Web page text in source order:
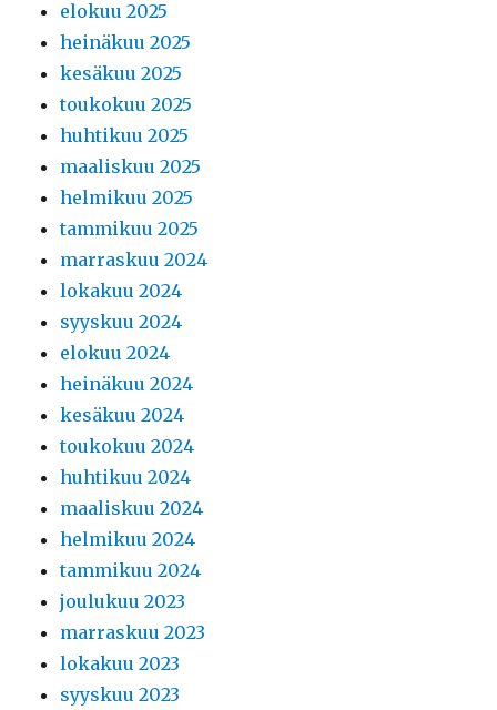
elokuu 2025
heinäkuu 2025
kesäkuu 2025
toukokuu 2025
huhtikuu 2025
maaliskuu 2025
helmikuu 2025
tammikuu 2025
marraskuu 2024
lokakuu 2024
syyskuu 2024
elokuu 2024
heinäkuu 2024
kesäkuu 2024
toukokuu 2024
huhtikuu 2024
maaliskuu 2024
helmikuu 2024
tammikuu 2024
joulukuu 2023
marraskuu 2023
lokakuu 2023
syyskuu 2023